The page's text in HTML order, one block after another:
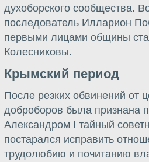
духоборского сообщества.
последователь Илларион
первыми лицами общины
Колесниковы.
Крымский период
После резких обвинений от
доброборов была признана
Александром I тайный
постарался исправить
трудолюбию и почитанию